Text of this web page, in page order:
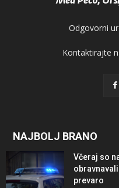
Odgovorni
Kontaktirajte
NAJBOLJ BRANO
Včeraj so
prevaro